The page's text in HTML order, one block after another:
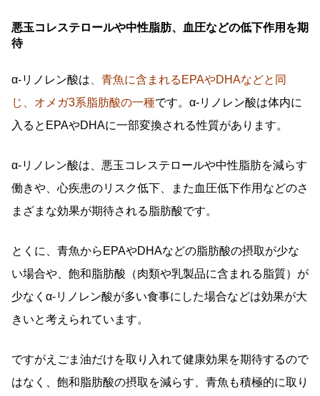
悪玉コレステロールや中性脂肪、血圧などの低下作用を期
待
α-リノレン酸は 、青魚に含まれるEPAやDHAなどと同
じ、オメガ3系脂肪酸の一種です。α-リノレン酸は体内に
入るとEPAやDHAに一部変換される性質があります。
α-リノレン酸は、悪玉コレステロールや中性脂肪を減らす
働きや、心疾患のリスク低下、また血圧低下作用などのさ
まざまな効果が期待される脂肪酸です。
とくに、青魚からEPAやDHAなどの脂肪酸の摂取が少な
い場合や、飽和脂肪酸（肉類や乳製品に含まれる脂質）が
少なくα-リノレン酸が多い食事にした場合などは効果が大
きいと考えられています。
ですがえごま油だけを取り入れて健康効果を期待するので
はなく、飽和脂肪酸の摂取を減らす、青魚も積極的に取り